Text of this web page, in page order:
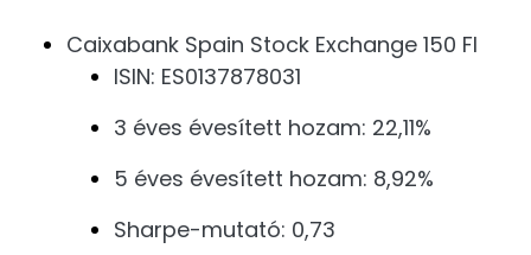
Caixabank Spain Stock Exchange 150 FI
ISIN: ES0137878031
3 éves évesített hozam: 22,11%
5 éves évesített hozam: 8,92%
Sharpe-mutató: 0,73